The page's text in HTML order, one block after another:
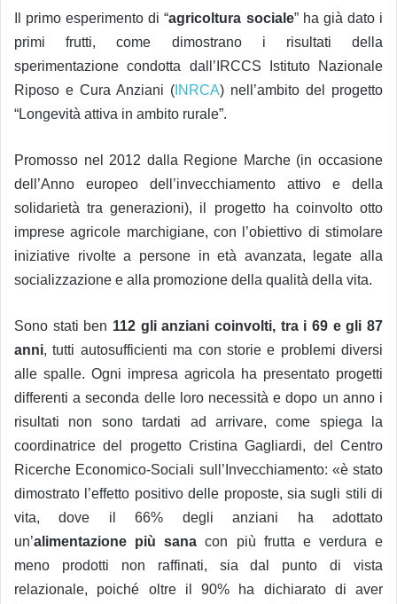
Il primo esperimento di “agricoltura sociale” ha già dato i
primi frutti, come dimostrano i risultati della
sperimentazione condotta dall’IRCCS Istituto Nazionale
Riposo e Cura Anziani ( INRCA) nell’ambito del progetto
“Longevità attiva in ambito rurale”.
Promosso nel 2012 dalla Regione Marche (in occasione
dell’Anno europeo dell’invecchiamento attivo e della
solidarietà tra generazioni), il progetto ha coinvolto otto
imprese agricole marchigiane, con l’obiettivo di stimolare
iniziative rivolte a persone in età avanzata, legate alla
socializzazione e alla promozione della qualità della vita.
Sono stati ben 112 gli anziani coinvolti, tra i 69 e gli 87
anni, tutti autosufficienti ma con storie e problemi diversi
alle spalle. Ogni impresa agricola ha presentato progetti
differenti a seconda delle loro necessità e dopo un anno i
risultati non sono tardati ad arrivare, come spiega la
coordinatrice del progetto Cristina Gagliardi, del Centro
Ricerche Economico-Sociali sull’Invecchiamento: «è stato
dimostrato l’effetto positivo delle proposte, sia sugli stili di
vita, dove il 66% degli anziani ha adottato
un’alimentazione più sana con più frutta e verdura e
meno prodotti non raffinati, sia dal punto di vista
relazionale, poiché oltre il 90% ha dichiarato di aver